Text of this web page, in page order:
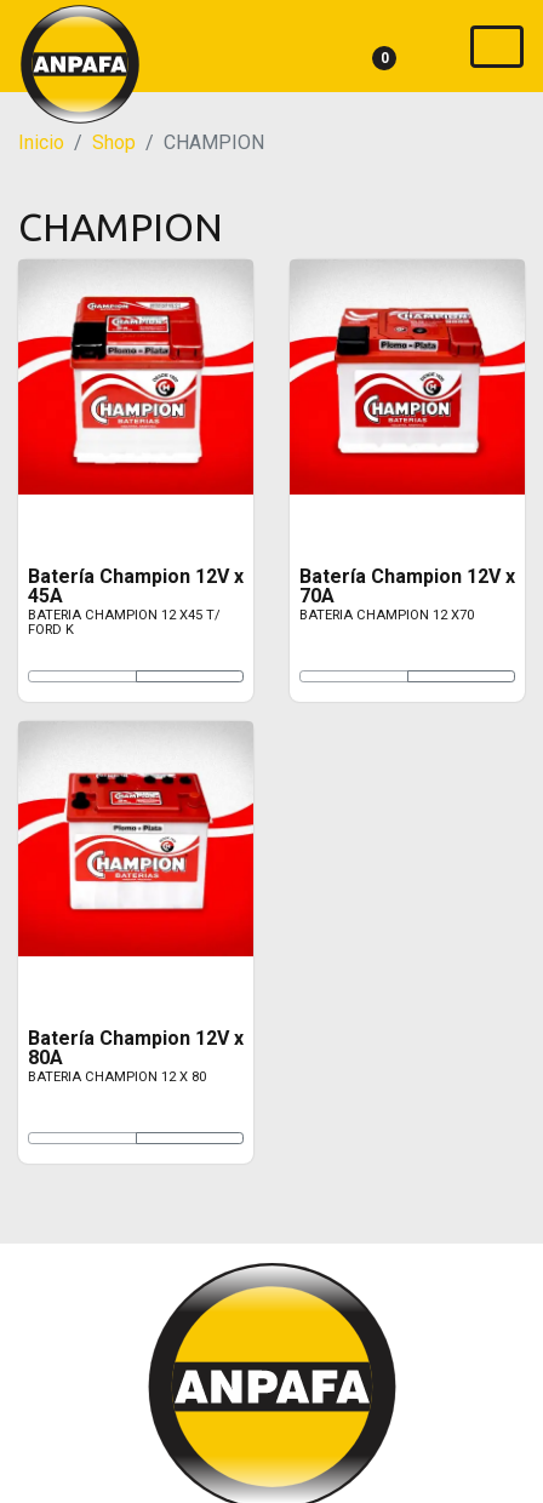
0
Inicio Shop CHAMPION
CHAMPION
Batería Champion 12V x
45A
BATERIA CHAMPION 12 X45 T/
FORD K
Batería Champion 12V x
70A
BATERIA CHAMPION 12 X70
Batería Champion 12V x
80A
BATERIA CHAMPION 12 X 80